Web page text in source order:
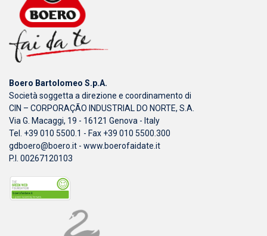
Boero Bartolomeo S.p.A.
Società soggetta a direzione e coordinamento di
CIN – CORPORAÇÃO INDUSTRIAL DO NORTE, S.A.
Via G. Macaggi, 19 - 16121 Genova - Italy
Tel. +39 010 5500.1 - Fax +39 010 5500.300
gdboero@boero.it - www.boerofaidate.it
P.I. 00267120103